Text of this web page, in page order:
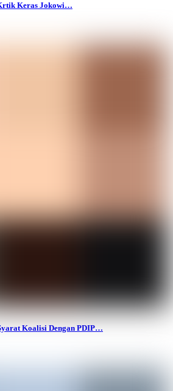
Keras Jokowi…
Koalisi Dengan PDIP…